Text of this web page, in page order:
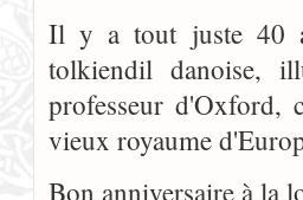
Il y a tout juste 40
tolkiendil danoise,
professeur d'Oxford,
vieux royaume
Bon anniversaire à la